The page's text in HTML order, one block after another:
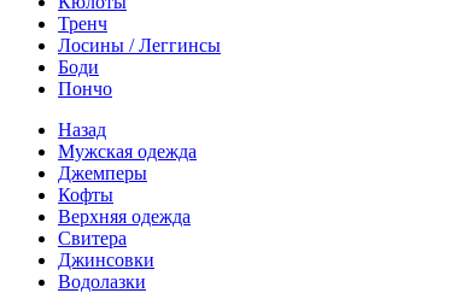
Тренч
Лосины / Леггинсы
Боди
Пончо
Назад
Мужская одежда
Джемперы
Кофты
Верхняя одежда
Свитера
Джинсовки
Водолазки